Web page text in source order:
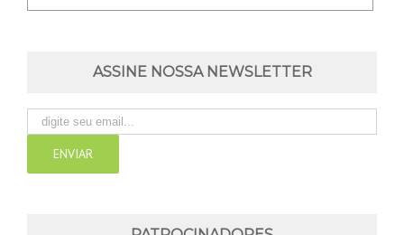
ASSINE NOSSA NEWSLETTER